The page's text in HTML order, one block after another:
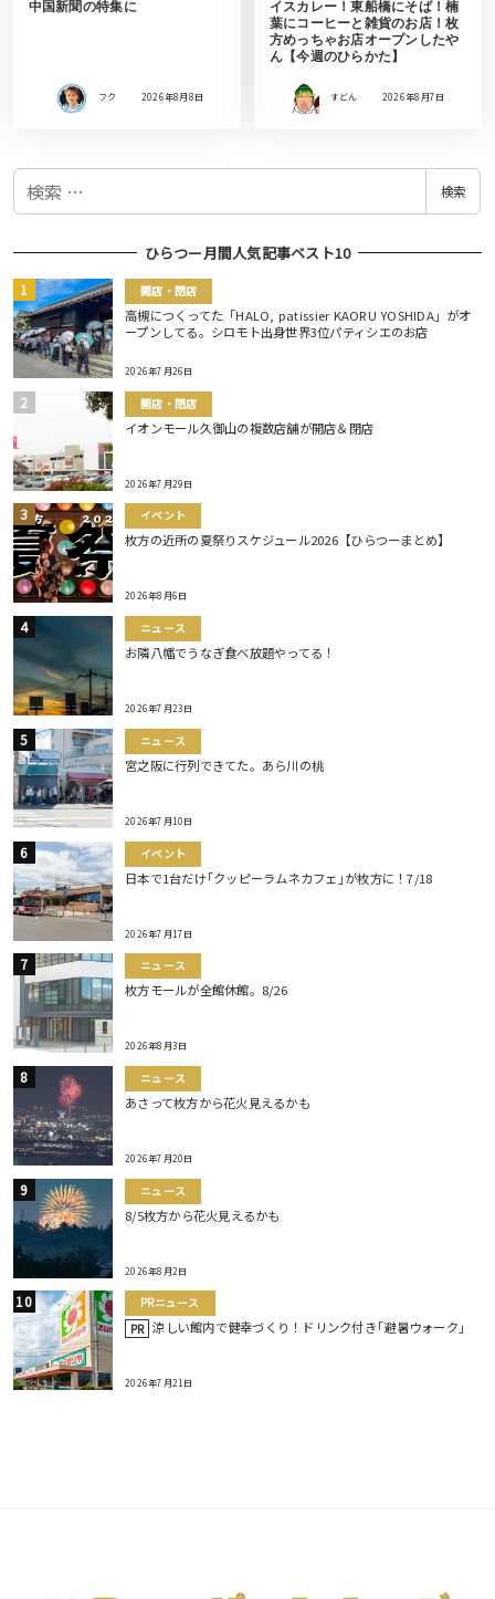
中国新聞の特集に
フク 2026年8月8日
イスカレー！東船橋にそば！楠
葉にコーヒーと雑貨のお店！枚
方めっちゃお店オープンしたや
ん【今週のひらかた】
すどん 2026年8月7日
検
検索
ひらつー月間人気記事ベスト10
開店・閉店
高槻につくってた「HALO, patissier KAORU YOSHIDA」がオ
ープンしてる。シロモト出身世界3位パティシエのお店
2026年7月26日
開店・閉店
イオンモール久御山の複数店舗が開店＆閉店
2026年7月29日
イベント
枚方の近所の夏祭りスケジュール2026【ひらつーまとめ】
2026年8月6日
ニュース
お隣八幡でうなぎ食べ放題やってる！
2026年7月23日
ニュース
宮之阪に行列できてた。あら川の桃
2026年7月10日
イベント
日本で1台だけ｢クッピーラムネカフェ｣が枚方に！7/18
2026年7月17日
ニュース
枚方モールが全館休館。8/26
2026年8月3日
ニュース
あさって枚方から花火見えるかも
2026年7月20日
ニュース
8/5枚方から花火見えるかも
2026年8月2日
PRニュース
PR 涼しい館内で健幸づくり！ドリンク付き｢避暑ウォーク｣
2026年7月21日